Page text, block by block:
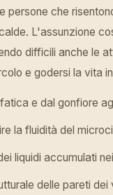
persone che
L'assunzione
difficili anche le
e godersi la vita
e dal gonfiore
la fluidità del
liquidi accumulati
delle pareti dei